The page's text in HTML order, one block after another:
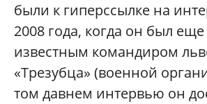
были к гиперссылке на
2008 года, когда он был
известным командиром
«Трезубца» (военной
том давнем интервью он